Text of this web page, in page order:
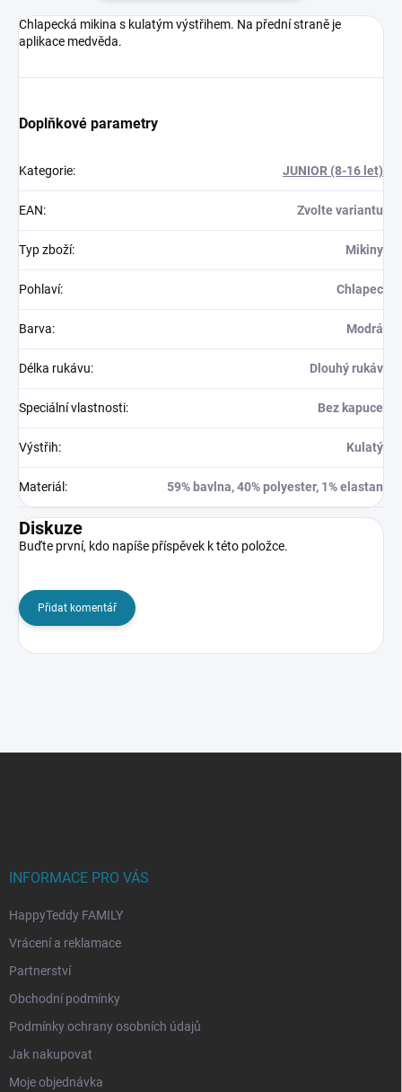
Chlapecká mikina s kulatým výstřihem. Na přední straně je
aplikace medvěda.
Doplňkové parametry
Kategorie: JUNIOR (8-16 let)
EAN: Zvolte variantu
Typ zboží: Mikiny
Pohlaví: Chlapec
Barva: Modrá
Délka rukávu: Dlouhý rukáv
Speciální vlastnosti: Bez kapuce
Výstřih: Kulatý
Materiál: 59% bavlna, 40% polyester, 1% elastan
Diskuze
Buďte první, kdo napíše příspěvek k této položce.
Přidat komentář
INFORMACE PRO VÁS
HappyTeddy FAMILY
Vrácení a reklamace
Partnerství
Obchodní podmínky
Podmínky ochrany osobních údajů
Jak nakupovat
Moje objednávka